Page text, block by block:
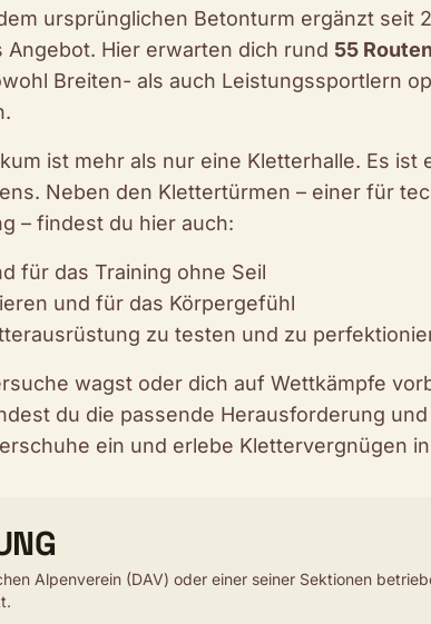
ursprünglichen Betonturm ergänzt seit
Angebot. Hier erwarten dich rund 55 Routen
Breiten- als auch Leistungssportlern
ist mehr als nur eine Kletterhalle. Es ist
Neben den Klettertürmen – einer für
– findest du hier auch:
für das Training ohne Seil
und für das Körpergefühl
zu testen und zu
wagst oder dich auf Wettkämpfe
du die passende Herausforderung
ein und erlebe Klettervergnügen
Alpenverein (DAV) oder einer seiner Sektionen